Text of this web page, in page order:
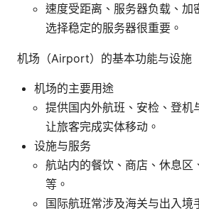
速度受距离、服务器负载、加
选择稳定的服务器很重要。
机场（Airport）的基本功能与设施
机场的主要用途
提供国内外航班、安检、登机
让旅客完成实体移动。
设施与服务
航站内的餐饮、商店、休息区
等。
国际航班常涉及海关与出入境